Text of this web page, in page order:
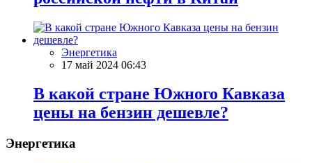
Энергетика
17 май 2024 06:43
В какой стране Южного Кавказа
цены на бензин дешевле?
Энергетика